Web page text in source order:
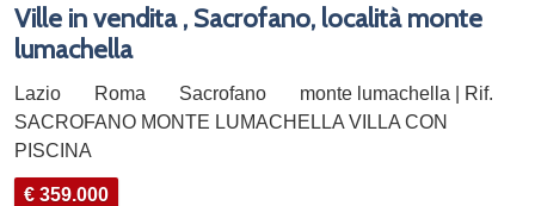
Ville in vendita , Sacrofano, località monte
lumachella
Lazio Roma Sacrofano
monte lumachella | Rif.
SACROFANO MONTE LUMACHELLA VILLA CON
PISCINA
€ 359.000